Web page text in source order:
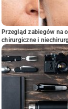
Przegląd zabiegów na
chirurgiczne i